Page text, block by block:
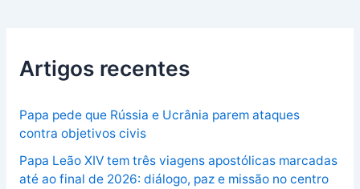
Artigos recentes
Papa pede que Rússia e Ucrânia parem ataques
contra objetivos civis
Papa Leão XIV tem três viagens apostólicas marcadas
até ao final de 2026: diálogo, paz e missão no centro